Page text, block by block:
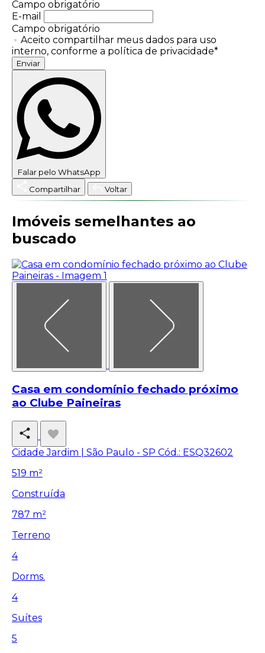
Campo obrigatório
E-mail
Campo obrigatório
Aceito compartilhar meus dados para uso
interno, conforme a política de privacidade*
Enviar
Falar pelo WhatsApp
Compartilhar
Voltar
Imóveis semelhantes ao
buscado
Casa em condomínio fechado próximo
ao Clube Paineiras
Cidade Jardim | São Paulo - SP Cód.: ESQ32602
519 m²
Construída
787 m²
Terreno
4
Dorms.
4
Suítes
5